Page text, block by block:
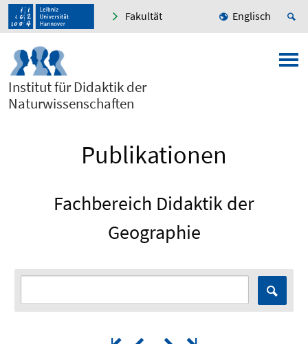
Fakultät Englisch
Institut für Didaktik der
Naturwissenschaften
Publikationen
Fachbereich Didaktik der
Geographie